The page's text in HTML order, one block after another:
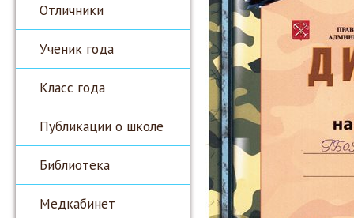
Отличники
Ученик года
Класс года
Публикации о школе
Библиотека
Медкабинет